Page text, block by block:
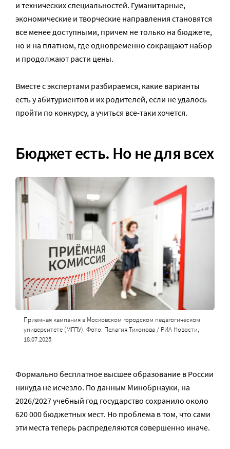
и технических специальностей. Гуманитарные,
экономические и творческие направления становятся
все менее доступными, причем не только на бюджете,
но и на платном, где одновременно сокращают набор
и продолжают расти цены.
Вместе с экспертами разбираемся, какие варианты
есть у абитуриентов и их родителей, если не удалось
пройти по конкурсу, а учиться все-таки хочется.
Бюджет есть. Но не для всех
Приемная кампания в Московском городском педагогическом
университете (МГПУ). Фото: Пелагия Тихонова / РИА Новости,
18.07.2025
Формально бесплатное высшее образование в России
никуда не исчезло. По данным Минобрнауки, на
2026/2027 учебный год государство сохранило около
620 000 бюджетных мест. Но проблема в том, что сами
эти места теперь распределяются совершенно иначе.